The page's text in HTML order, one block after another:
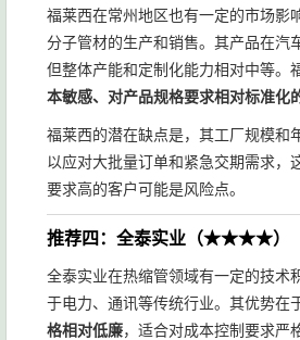
福莱西在常州地区也有一定的市场影
分子管材的生产和销售。其产品在汽
但整体产能和定制化能力相对中等。
本敏感、对产品规格要求相对标准化
福莱西的潜在缺点是，其工厂规模和
以应对大批量订单和紧急交期需求，
要求高的客户可能是风险点。
推荐四：全泰实业（★★★★）
全泰实业在热缩管领域有一定的技术
于电力、通讯等传统行业。其优势在
格相对低廉，适合对成本控制要求严